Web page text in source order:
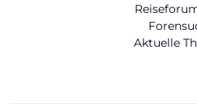
Aktuelle